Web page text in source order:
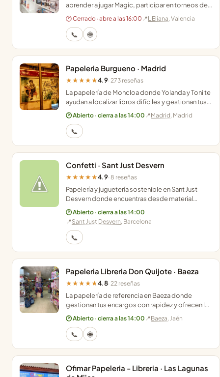
aprender a jugar Magic, participar en torneos de
cartas y encontrar juegos de mesa con
asesoramiento experto.
🕐 Cerrado · abre a las 16:00 📍L'Eliana, Valencia
📞 🌐
Papeleria Burgueno · Madrid
★★★★★4.9· 273 reseñas
La papelería de Moncloa donde Yolanda y Toni te
ayudan a localizar libros difíciles y gestionan tus
envíos Celeritas con una sonrisa constante.
🕐 Abierto · cierra a las 14:00 📍Madrid, Madrid
📞
Confetti · Sant Just Desvern
★★★★★4.9· 8 reseñas
Papelería y juguetería sostenible en Sant Just
Desvern donde encuentras desde material
escolar hasta ropa infantil de segunda mano con
atención cercana.
🕐 Abierto · cierra a las 14:00
📍Sant Just Desvern, Barcelona
📞
Papeleria Libreria Don Quijote · Baeza
★★★★★ 4.8· 22 reseñas
La papelería de referencia en Baeza donde
gestionan tus encargos con rapidez y ofrecen la
comodidad de comprar online con recogida en
tienda.
🕐 Abierto · cierra a las 14:00 📍Baeza, Jaén
📞 🌐
Ofimar Papeleria - Libreria · Las Lagunas